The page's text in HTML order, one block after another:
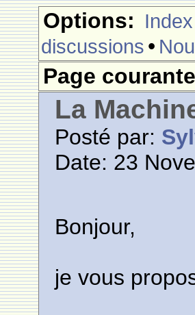
Options:
discussions •
Page
La
Posté par:
Date: 23
Bonjour,
je vous